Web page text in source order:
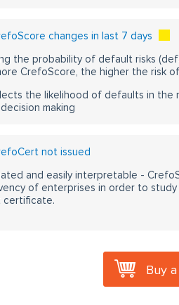
changes in last 7 days
the probability of default risks
CrefoScore, the higher the risk
the likelihood of defaults in the
making
not issued
and easily interpretable -
of enterprises in order to
certificate.
Buy